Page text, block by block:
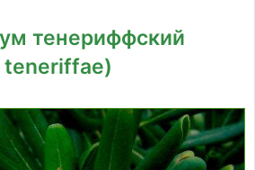
тенериффский